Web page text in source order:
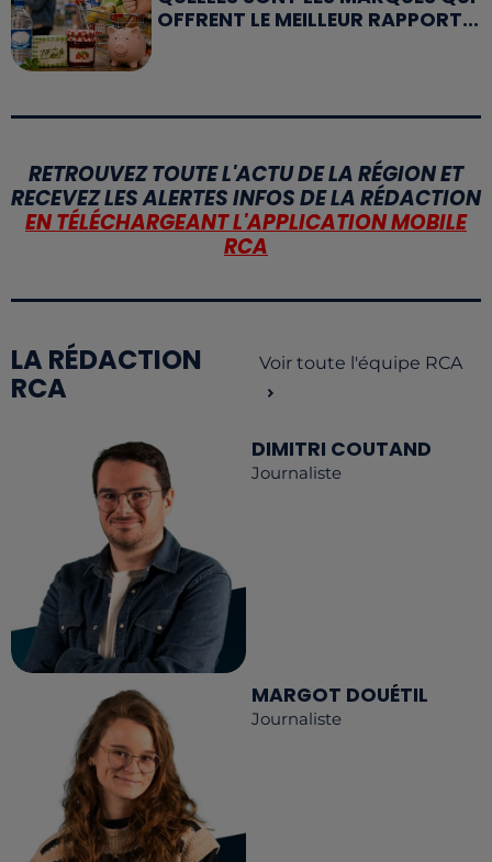
OFFRENT LE MEILLEUR RAPPORT...
RETROUVEZ TOUTE L'ACTU DE LA RÉGION ET
RECEVEZ LES ALERTES INFOS DE LA RÉDACTION
EN TÉLÉCHARGEANT L'APPLICATION MOBILE
RCA
LA RÉDACTION
RCA
Voir toute l'équipe RCA
DIMITRI COUTAND
Journaliste
MARGOT DOUÉTIL
Journaliste